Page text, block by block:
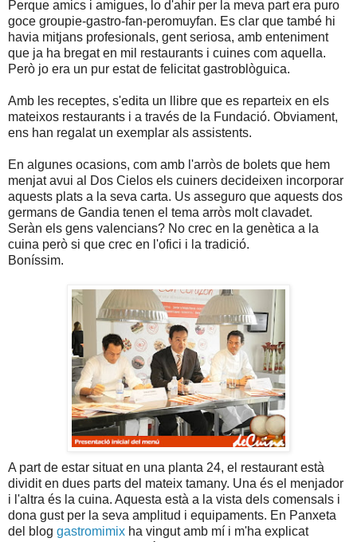
Perque amics i amigues, lo d'ahir per la meva part era puro
goce groupie-gastro-fan-peromuyfan. Es clar que també hi
havia mitjans profesionals, gent seriosa, amb enteniment
que ja ha bregat en mil restaurants i cuines com aquella.
Però jo era un pur estat de felicitat gastroblòguica.
Amb les receptes, s'edita un llibre que es reparteix en els
mateixos restaurants i a través de la Fundació. Obviament,
ens han regalat un exemplar als assistents.
En algunes ocasions, com amb l'arròs de bolets que hem
menjat avui al Dos Cielos els cuiners decideixen incorporar
aquests plats a la seva carta. Us asseguro que aquests dos
germans de Gandia tenen el tema arròs molt clavadet.
Seràn els gens valencians? No crec en la genètica a la
cuina però si que crec en l'ofici i la tradició.
Boníssim.
A part de estar situat en una planta 24, el restaurant està
dividit en dues parts del mateix tamany. Una és el menjador
i l'altra és la cuina. Aquesta està a la vista dels comensals i
dona gust per la seva amplitud i equipaments. En Panxeta
del blog gastromimix ha vingut amb mí i m'ha explicat